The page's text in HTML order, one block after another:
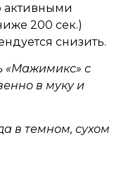
активными
200 сек.)
снизить.
«Мажимикс» с
в муку и
в темном, сухом